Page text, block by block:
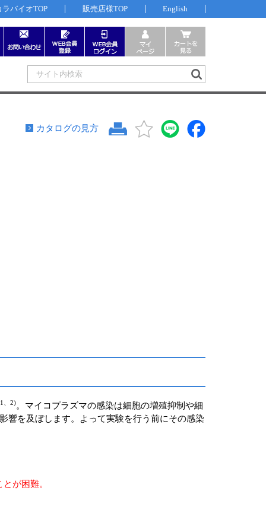
ラバイオTOP 販売店様TOP English
カタログの見方
1、2)。マイコプラズマの感染は細胞の増殖抑制や細
響を及ぼします。よって実験を行う前にその感染
が困難。